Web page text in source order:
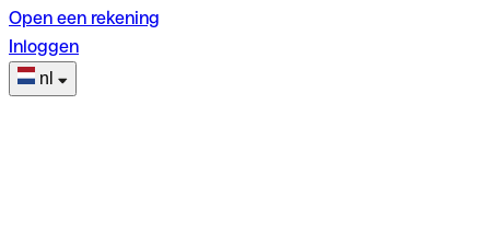
Open een rekening
Inloggen
nl